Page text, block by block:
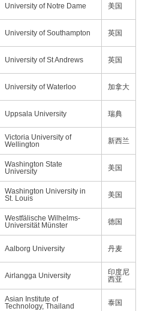
University of Notre Dame 美国
University of Southampton 英国
University of St Andrews 英国
University of Waterloo 加拿大
Uppsala University 瑞典
Victoria University of
Wellington
新西兰
Washington State
University
美国
Washington University in
St. Louis
美国
Westfälische Wilhelms-
Universität Münster
德国
Aalborg University 丹麦
Airlangga University
印度尼
西亚
Asian Institute of
Technology, Thailand
泰国